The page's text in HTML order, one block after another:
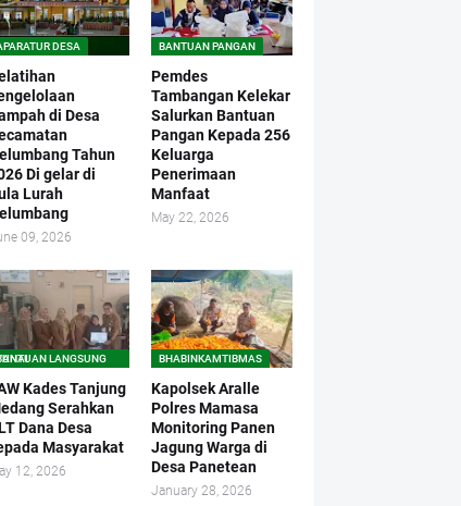
DESA
di Desa
Tahun
Di gelar di
Lurah
09, 2026
BANTUAN PANGAN
Pemdes
Tambangan Kelekar
Salurkan Bantuan
Pangan Kepada 256
Keluarga
Penerimaan
Manfaat
May 22, 2026
LANGSUNG TUNAI
Kades Tanjung
Serahkan
Dana Desa
Masyarakat
12, 2026
BHABINKAMTIBMAS
Kapolsek Aralle
Polres Mamasa
Monitoring Panen
Jagung Warga di
Desa Panetean
January 28, 2026